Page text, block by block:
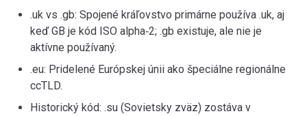
.uk vs .gb: Spojené kráľovstvo primárne používa .uk, aj
keď GB je kód ISO alpha‑2; .gb existuje, ale nie je
aktívne používaný.
.eu: Pridelené Európskej únii ako špeciálne regionálne
ccTLD.
Historický kód: .su (Sovietsky zväz) zostáva v